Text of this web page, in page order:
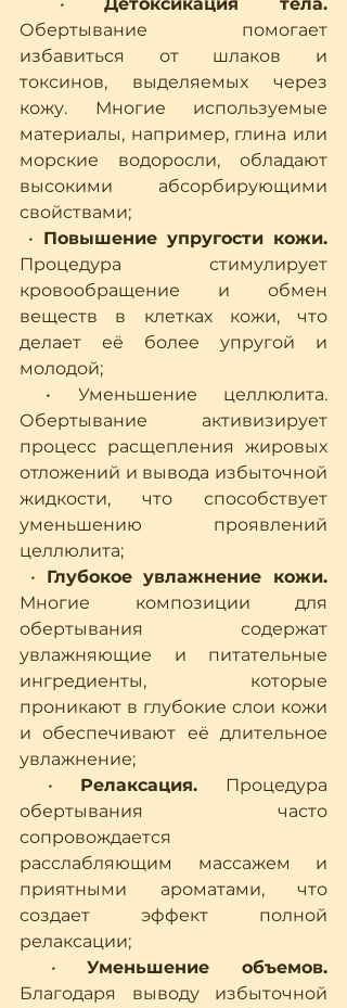
Обертывание помогает
избавиться от шлаков и
токсинов, выделяемых через
кожу. Многие используемые
материалы, например, глина или
морские водоросли, обладают
высокими абсорбирующими
свойствами;
• Повышение упругости кожи.
Процедура стимулирует
кровообращение и обмен
веществ в клетках кожи, что
делает её более упругой и
молодой;
Обертывание активизирует
процесс расщепления жировых
отложений и вывода избыточной
жидкости, что способствует
уменьшению проявлений
целлюлита;
• Глубокое увлажнение кожи.
Многие композиции для
обертывания содержат
увлажняющие и питательные
ингредиенты, которые
проникают в глубокие слои кожи
и обеспечивают её длительное
увлажнение;
• Релаксация. Процедура
обертывания часто
сопровождается
расслабляющим массажем и
приятными ароматами, что
создает эффект полной
релаксации;
• Уменьшение объемов.
Благодаря выводу избыточной